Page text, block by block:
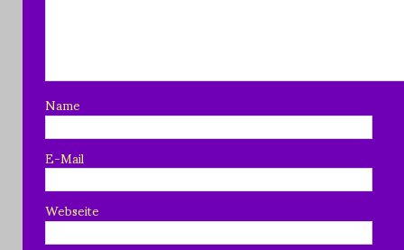
Name
E-Mail
Webseite